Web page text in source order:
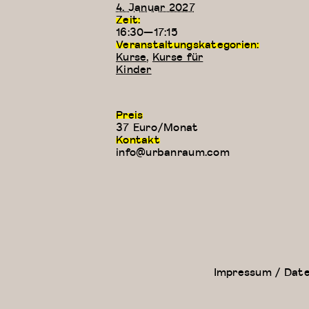
4. Januar 2027
Zeit:
16:30—17:15
Veranstaltungskategorien:
Kurse, Kurse für
Kinder
Preis
37 Euro/Monat
Kontakt
info@urbanraum.com
Impressum /